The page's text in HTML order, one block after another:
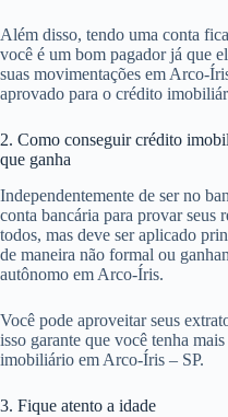
Além disso, tendo uma conta
você é um bom pagador já que
suas movimentações em Arco-
aprovado para o crédito
2. Como conseguir crédito
que ganha
Independentemente de ser no
conta bancária para provar seus
todos, mas deve ser aplicado
de maneira não formal ou
autônomo em Arco-Íris.
Você pode aproveitar seus
isso garante que você tenha
imobiliário em Arco-Íris – SP.
3. Fique atento a idade